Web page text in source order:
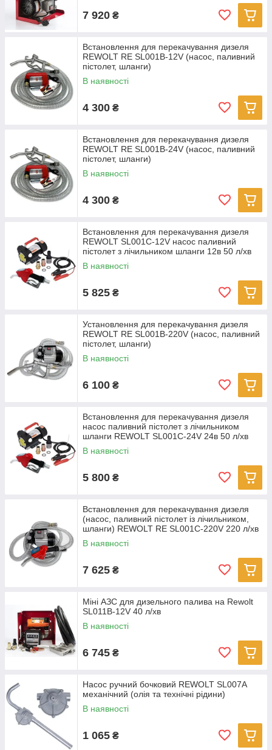
7 920 ₴
Встановлення для перекачування дизеля
REWOLT RE SL001B-12V (насос, паливний
пістолет, шланги)
В наявності
4 300 ₴
Встановлення для перекачування дизеля
REWOLT RE SL001B-24V (насос, паливний
пістолет, шланги)
В наявності
4 300 ₴
Встановлення для перекачування дизеля
REWOLT SL001C-12V насос паливний
пістолет з лічильником шланги 12в 50 л/хв
В наявності
5 825 ₴
Установлення для перекачування дизеля
REWOLT RE SL001B-220V (насос, паливний
пістолет, шланги)
В наявності
6 100 ₴
Встановлення для перекачування дизеля
насос паливний пістолет з лічильником
шланги REWOLT SL001C-24V 24в 50 л/хв
В наявності
5 800 ₴
Встановлення для перекачування дизеля
(насос, паливний пістолет із лічильником,
шланги) REWOLT RE SL001C-220V 220 л/хв
В наявності
7 625 ₴
Міні АЗС для дизельного палива на Rewolt
SL011B-12V 40 л/хв
В наявності
6 745 ₴
Насос ручний бочковий REWOLT SL007A
механічний (олія та технічні рідини)
В наявності
1 065 ₴